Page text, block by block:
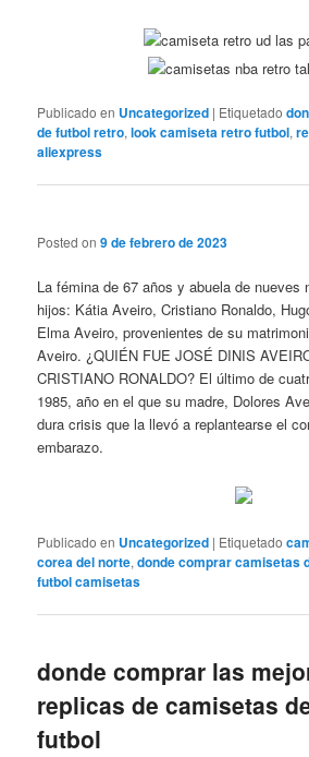
Publicado en Uncategorized | Etiquetado
de futbol retro,look camiseta retro futbol,
aliexpress
Posted on9 de febrero de 2023
La fémina de 67 años y abuela de nueves
hijos: Kátia Aveiro, Cristiano Ronaldo,
Elma Aveiro, provenientes de su
Aveiro. ¿QUIÉN FUE JOSÉ DINIS
CRISTIANO RONALDO? El último de
1985, año en el que su madre, Dolores
dura crisis que la llevó a replantearse el
embarazo.
Publicado en Uncategorized | Etiquetado
corea del norte,donde comprar camisetas
futbol camisetas
donde comprar las
replicas de camisetas
futbol